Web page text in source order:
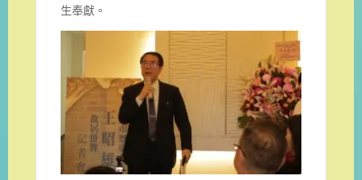
生奉獻。